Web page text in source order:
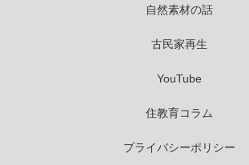
自然素材の話
古民家再生
YouTube
住教育コラム
プライバシーポリシー